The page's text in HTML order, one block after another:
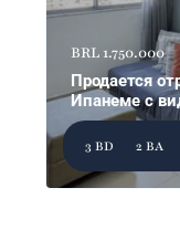
BRL 1.750.000
Продается
Ипанеме с
3 BD 2 BA